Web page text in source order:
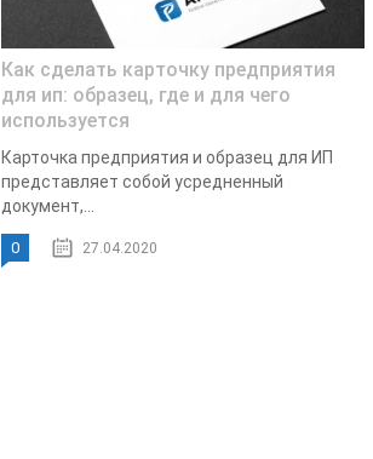
Как сделать карточку предприятия
для ип: образец, где и для чего
используется
Карточка предприятия и образец для ИП
представляет собой усредненный
документ,...
0 27.04.2020